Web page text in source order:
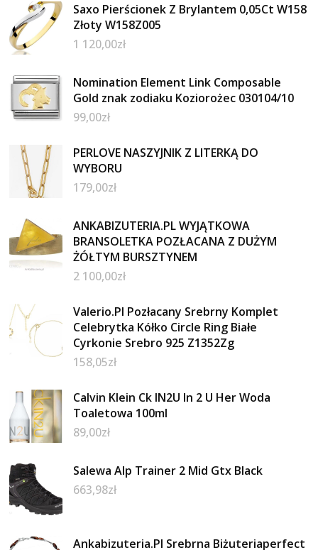
Saxo Pierścionek Z Brylantem 0,05Ct W158
Złoty W158Z005
1 120,00zł
Nomination Element Link Composable
Gold znak zodiaku Koziorożec 030104/10
99,00zł
PERLOVE NASZYJNIK Z LITERKĄ DO
WYBORU
179,00zł
ANKABIZUTERIA.PL WYJĄTKOWA
BRANSOLETKA POZŁACANA Z DUŻYM
ŻÓŁTYM BURSZTYNEM
2 100,00zł
Valerio.Pl Pozłacany Srebrny Komplet
Celebrytka Kółko Circle Ring Białe
Cyrkonie Srebro 925 Z1352Zg
158,05zł
Calvin Klein Ck IN2U In 2 U Her Woda
Toaletowa 100ml
89,00zł
Salewa Alp Trainer 2 Mid Gtx Black
663,98zł
Ankabizuteria.Pl Srebrna Biżuteriaperfect